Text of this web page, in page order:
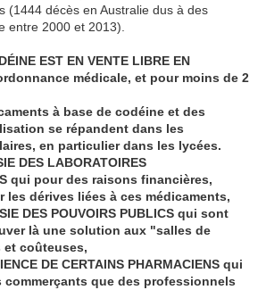
(1444 décès en Australie dus à des
entre 2000 et 2013).
EST EN VENTE LIBRE EN
médicale, et pour moins de 2
à base de codéine et des
se répandent dans les
en particulier dans les lycées.
DES LABORATOIRES
qui pour des raisons financières,
les dérives liées à ces médicaments,
DES POUVOIRS PUBLICS qui sont
là une solution aux "salles de
coûteuses,
DE CERTAINS PHARMACIENS qui
commerçants que des professionnels